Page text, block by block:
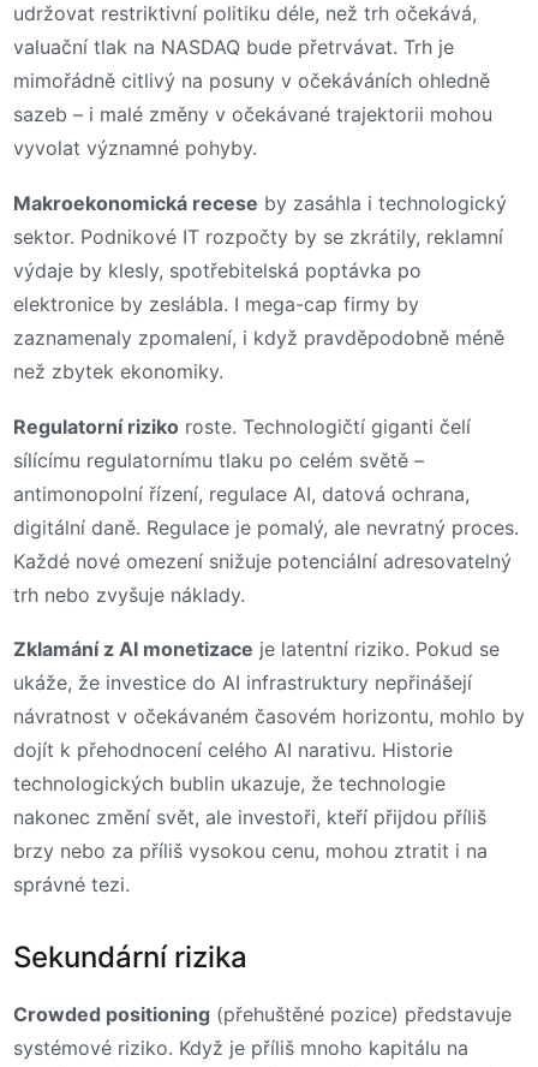
udržovat restriktivní politiku déle, než trh očekává,
valuační tlak na NASDAQ bude přetrvávat. Trh je
mimořádně citlivý na posuny v očekáváních ohledně
sazeb – i malé změny v očekávané trajektorii mohou
vyvolat významné pohyby.
Makroekonomická recese by zasáhla i technologický
sektor. Podnikové IT rozpočty by se zkrátily, reklamní
výdaje by klesly, spotřebitelská poptávka po
elektronice by zeslábla. I mega-cap firmy by
zaznamenaly zpomalení, i když pravděpodobně méně
než zbytek ekonomiky.
Regulatorní riziko roste. Technologičtí giganti čelí
sílícímu regulatornímu tlaku po celém světě –
antimonopolní řízení, regulace AI, datová ochrana,
digitální daně. Regulace je pomalý, ale nevratný proces.
Každé nové omezení snižuje potenciální adresovatelný
trh nebo zvyšuje náklady.
Zklamání z AI monetizace je latentní riziko. Pokud se
ukáže, že investice do AI infrastruktury nepřinášejí
návratnost v očekávaném časovém horizontu, mohlo by
dojít k přehodnocení celého AI narativu. Historie
technologických bublin ukazuje, že technologie
nakonec změní svět, ale investoři, kteří přijdou příliš
brzy nebo za příliš vysokou cenu, mohou ztratit i na
správné tezi.
Sekundární rizika
Crowded positioning (přehuštěné pozice) představuje
systémové riziko. Když je příliš mnoho kapitálu na